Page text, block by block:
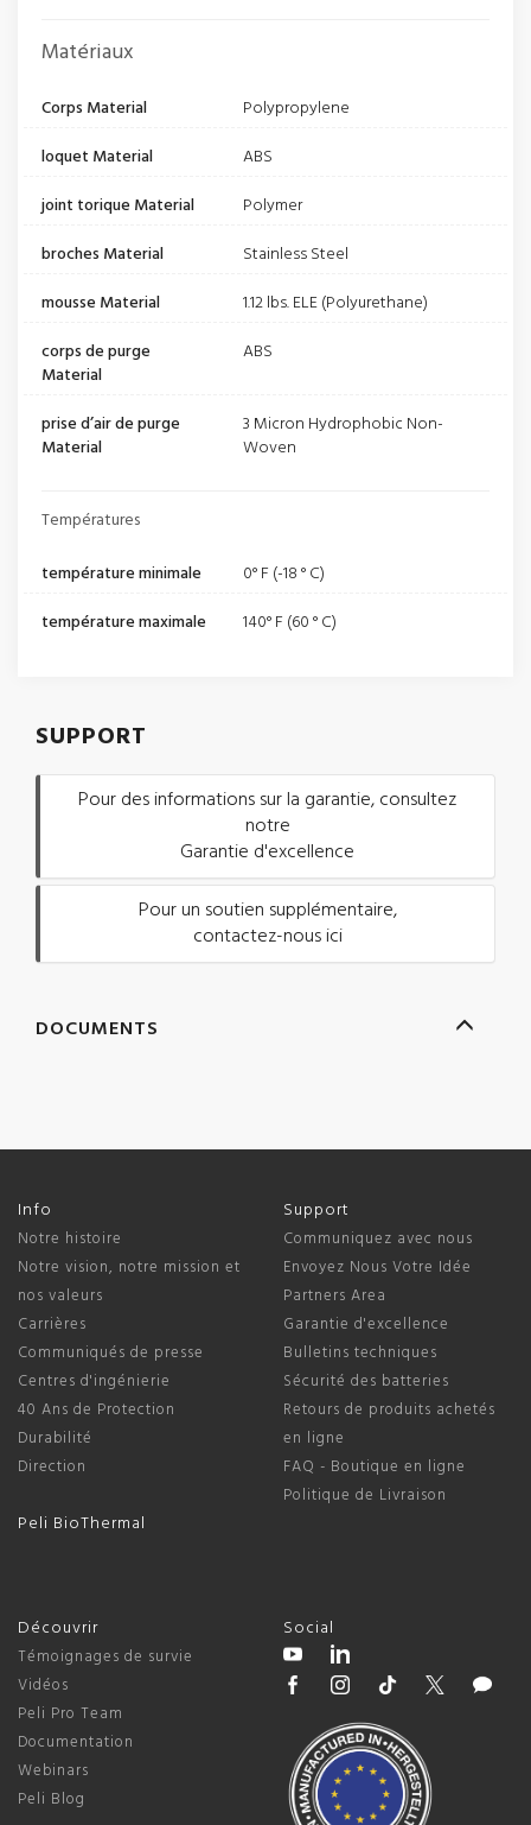
Matériaux
Corps Material
Polypropylene
loquet Material
ABS
joint torique Material
Polymer
broches Material
Stainless Steel
mousse Material
1.12 lbs. ELE (Polyurethane)
corps de purge
Material
ABS
prise d’air de purge
Material
3 Micron Hydrophobic Non-
Woven
Températures
température minimale
0° F (-18 ° C)
température maximale
140° F (60 ° C)
SUPPORT
Pour des informations sur la garantie, consultez
notre
Garantie d'excellence
Pour un soutien supplémentaire,
contactez-nous ici
DOCUMENTS
Info
Notre histoire
Notre vision, notre mission et
nos valeurs
Carrières
Communiqués de presse
Centres d'ingénierie
40 Ans de Protection
Durabilité
Direction
Peli BioThermal
Support
Communiquez avec nous
Envoyez Nous Votre Idée
Partners Area
Garantie d'excellence
Bulletins techniques
Sécurité des batteries
Retours de produits achetés
en ligne
FAQ - Boutique en ligne
Politique de Livraison
Découvrir
Témoignages de survie
Vidéos
Peli Pro Team
Documentation
Webinars
Peli Blog
Social